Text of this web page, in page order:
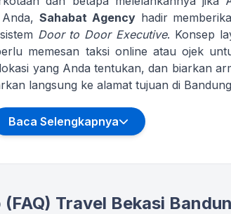
Sahabat Agencyhadir
Door to Door Executive. Konsep
memesan taksi online atau ojek
yang Anda tentukan, dan biarkan
langsung ke alamat tujuan di
Baca Selengkapnya
Travel Bekasi